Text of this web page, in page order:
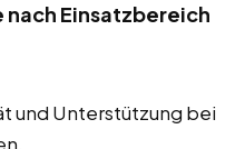
Einsatzbereich
und Unterstützung bei